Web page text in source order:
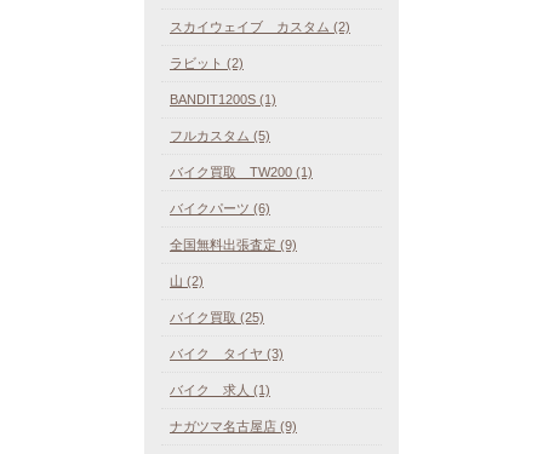
スカイウェイブ カスタム (2)
ラビット (2)
BANDIT1200S (1)
フルカスタム (5)
バイク買取 TW200 (1)
バイクパーツ (6)
全国無料出張査定 (9)
山 (2)
バイク買取 (25)
バイク タイヤ (3)
バイク 求人 (1)
ナガツマ名古屋店 (9)